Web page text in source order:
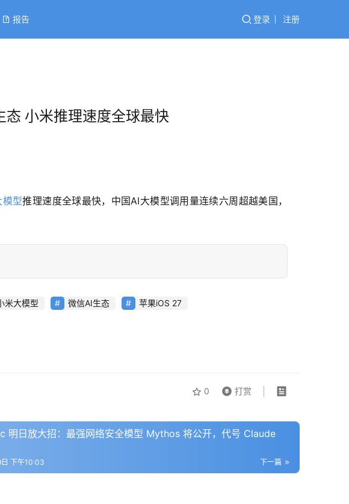
报告 登录 注册
小米推理速度全球最快
模型推理速度全球最快，中国AI大模型调用量连续六周超越美国，
米大模型 微信AI生态 苹果iOS 27
0 打赏
明日放大招：最强网络安全模型 Mythos 将公开，代号 Claude
下一篇
下午10:03